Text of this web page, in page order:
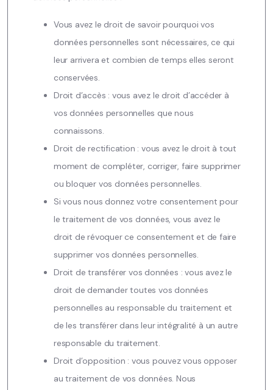
Vous avez le droit de savoir pourquoi vos
données personnelles sont nécessaires, ce qui
leur arrivera et combien de temps elles seront
conservées.
Droit d’accès : vous avez le droit d’accéder à
vos données personnelles que nous
connaissons.
Droit de rectification : vous avez le droit à tout
moment de compléter, corriger, faire supprimer
ou bloquer vos données personnelles.
Si vous nous donnez votre consentement pour
le traitement de vos données, vous avez le
droit de révoquer ce consentement et de faire
supprimer vos données personnelles.
Droit de transférer vos données : vous avez le
droit de demander toutes vos données
personnelles au responsable du traitement et
de les transférer dans leur intégralité à un autre
responsable du traitement.
Droit d’opposition : vous pouvez vous opposer
au traitement de vos données. Nous